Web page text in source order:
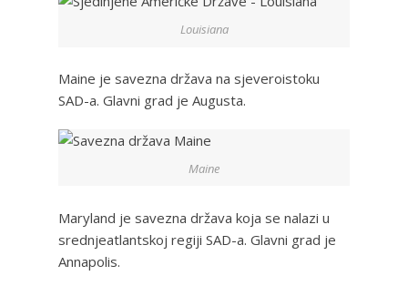
Louisiana
Maine je savezna država na sjeveroistoku
SAD-a. Glavni grad je Augusta.
Maine
Maryland je savezna država koja se nalazi u
srednjeatlantskoj regiji SAD-a. Glavni grad je
Annapolis.